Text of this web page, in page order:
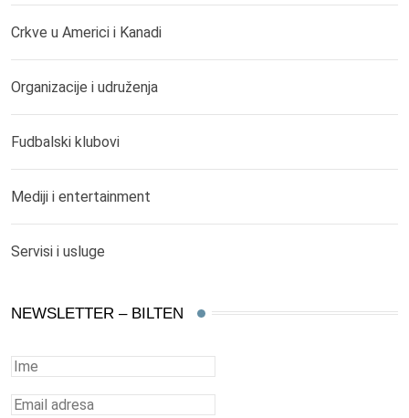
Crkve u Americi i Kanadi
Organizacije i udruženja
Fudbalski klubovi
Mediji i entertainment
Servisi i usluge
NEWSLETTER – BILTEN